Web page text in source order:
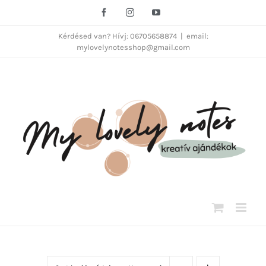
FacebookInstagramYouTube
Kérdésed van? Hívj: 06705658874
email:
mylovelynotesshop@gmail.com